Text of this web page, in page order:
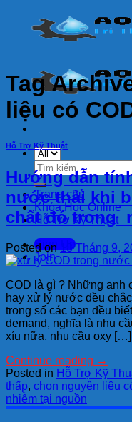
content
Tìm
kiếm:
Trang chủ
Khóa Học Online
Hỗ Trợ Kỹ Thuật
Sign Up
Join
Tag
liệu có
Hỗ Trợ Kỹ Thuật
Hướng dẫn
nước thải khi
chất đó trong
Posted on18 Tháng 9,
COD là gì ? Những anh
hay xử lý nước đều
trong số các bạn đều
demand, nghĩa là nhu
xíu nữa, nhu cầu oxy […]
Continue reading →
Posted in Hỗ Trợ Kỹ
thấp, chọn nguyên liệu
nhiễm tại nguồn